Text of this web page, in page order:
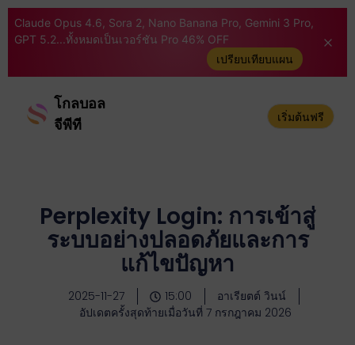
Claude Opus 4.6, Sora 2, Nano Banana Pro, Gemini 3 Pro,
GPT 5.2...ทั้งหมดเป็นเวอร์ชัน Pro 46% OFF
เปรียบเทียบแผน
โกลบอล
จีพีที
เริ่มต้นฟรี
Perplexity Login: การเข้าสู่
ระบบอย่างปลอดภัยและการ
แก้ไขปัญหา
2025-11-27 15:00
อาเรียตต์ วินน์
อัปเดตครั้งสุดท้ายเมื่อวันที่ 7 กรกฎาคม 2026